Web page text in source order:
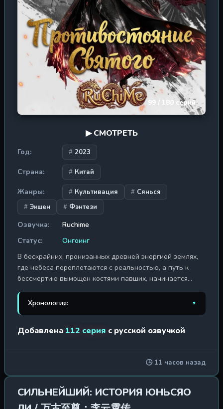
99 / 180 серий
▶ СМОТРЕТЬ
Год: 2023
Страна: Китай
Жанры: Культивация
Сянься
Экшен
Фэнтези
Озвучка:
Ruchime
Статус:
Онгоинг
В бескрайних, пронизанных древней энергией землях,
где небеса переплетаются с реальностью, а путь к
бессмертию вымощен костями павших, начинается
история Ван Линя — юного ученика из захолустной
секты Хэн Юэ. Его жизнь — череда унижений и
насмешек, талант его считают ничтожным, а будущее
забитого юноши пылает пламя неукротимой воли,
таинственной сферы, — навсегда меняет его судьбу,
открывая доступ к запретным знаниям и могуществу, о
котором мечтают миллионы. «Противостояние Святого»
— это не просто история возвышения, это мрачный и
Хронология: ▼
1. Противостояние Святого
Добавлена 112 серия с русской озвучкой
🕒 11 часов назад
СИЛЬНЕЙШИЙ: ИСТОРИЯ ЮНЬСЯО